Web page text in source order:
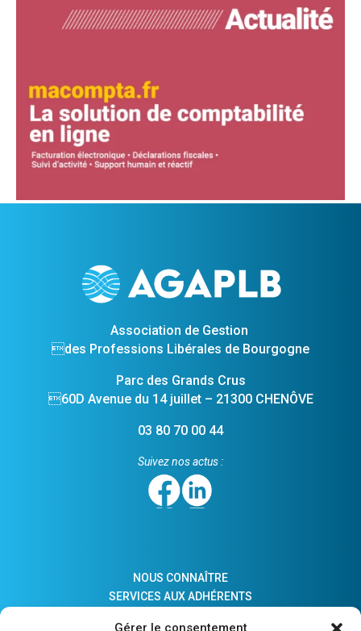
Gérer le consentement
Association de Gestion
des Professions Libérales de Bourgogne
Parc des Grands Crus
60D Avenue du 14 juillet – 21300 CHENÔVE
03 80 70 00 44
Suivez nos actus :
NOUS CONNAÎTRE
SERVICES AUX ADHÉRENTS